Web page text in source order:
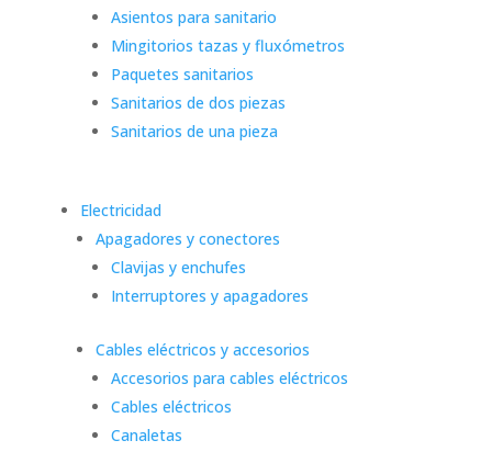
Asientos para sanitario
Mingitorios tazas y fluxómetros
Paquetes sanitarios
Sanitarios de dos piezas
Sanitarios de una pieza
Electricidad
Apagadores y conectores
Clavijas y enchufes
Interruptores y apagadores
Cables eléctricos y accesorios
Accesorios para cables eléctricos
Cables eléctricos
Canaletas